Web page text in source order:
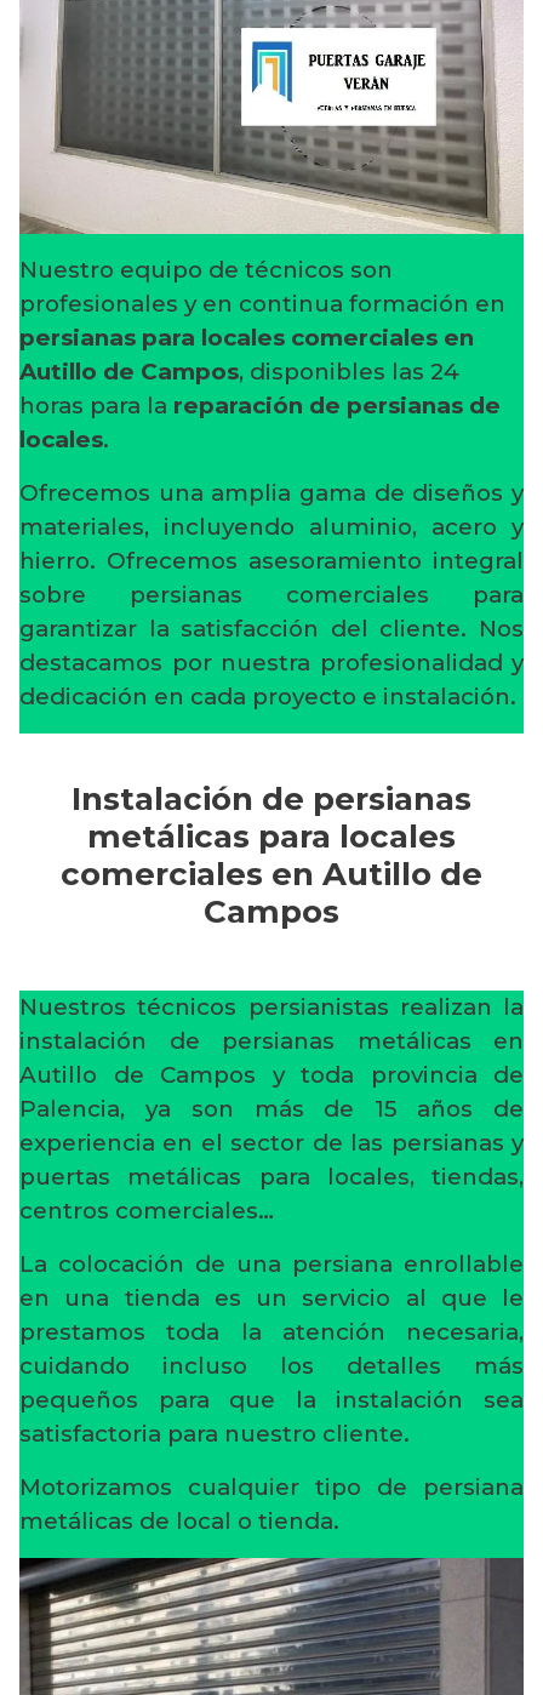
Nuestro equipo de técnicos son
profesionales y en continua formación en
persianas para locales comerciales en
Autillo de Campos, disponibles las 24
horas para la reparación de persianas de
locales.
Ofrecemos una amplia gama de diseños y
materiales, incluyendo aluminio, acero y
hierro. Ofrecemos asesoramiento integral
sobre persianas comerciales para
garantizar la satisfacción del cliente. Nos
destacamos por nuestra profesionalidad y
dedicación en cada proyecto e instalación.
Instalación de persianas
metálicas para locales
comerciales en Autillo de
Campos
Nuestros técnicos persianistas realizan la
instalación de persianas metálicas en
Autillo de Campos y toda provincia de
Palencia, ya son más de 15 años de
experiencia en el sector de las persianas y
puertas metálicas para locales, tiendas,
centros comerciales…
La colocación de una persiana enrollable
en una tienda es un servicio al que le
prestamos toda la atención necesaria,
cuidando incluso los detalles más
pequeños para que la instalación sea
satisfactoria para nuestro cliente.
Motorizamos cualquier tipo de persiana
metálicas de local o tienda.